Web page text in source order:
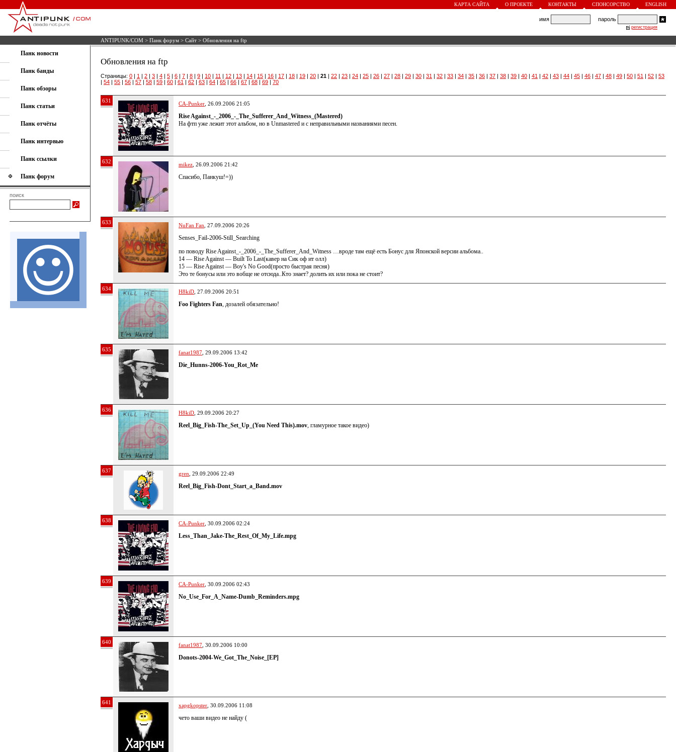
КАРТА САЙТА О ПРОЕКТЕ КОНТАКТЫ СПОНСОРСТВО ENGLISH
имя пароль
регистрация
ANTIPUNK/COM > Панк форум > Сайт > Обновления на ftp
Панк новости
Панк банды
Панк обзоры
Панк статьи
Панк отчёты
Панк интервью
Панк ссылки
Панк форум
поиск
Обновления на ftp
Страницы: 0 | 1 | 2 | 3 | 4 | 5 | 6 | 7 | 8 | 9 | 10 | 11 | 12 | 13 | 14 | 15 | 16 | 17 | 18 | 19 | 20 | 21 | 22 | 23 | 24 | 25 | 26 | 27 | 28 | 29 | 30 | 31 | 32 | 33 | 34 | 35 | 36 | 37 | 38 | 39 | 40 | 41 | 42 | 43 | 44 | 45 | 46 | 47 | 48 | 49 | 50 | 51 | 52 | 53
| 54 | 55 | 56 | 57 | 58 | 59 | 60 | 61 | 62 | 63 | 64 | 65 | 66 | 67 | 68 | 69 | 70
631 CA-Punker , 26.09.2006 21:05
Rise Against_-_2006_-_The_Sufferer_And_Witness_(Mastered)
На фтп уже лежит этот альбом, но в Unmastered и с неправильными названиями песен.
632 mikez , 26.09.2006 21:42
Спасибо, Панкуш!=))
633 NuFan Fan , 27.09.2006 20:26
Senses_Fail-2006-Still_Searching
по поводу Rise Against_-_2006_-_The_Sufferer_And_Witness …вроде там ещё есть Бонус для Японской версии альбома..
14 — Rise Against — Built To Last(кавер на Сик оф ит олл)
15 — Rise Against — Boy's No Good(просто быстрая песня)
Это те бонусы или это вобще не отсюда..Кто знает? долить их или пока не стоит?
634 H8kiD , 27.09.2006 20:51
Foo Fighters Fan, дозалей обязательно!
635 fanat1987 , 29.09.2006 13:42
Die_Hunns-2006-You_Rot_Me
636 H8kiD , 29.09.2006 20:27
Reel_Big_Fish-The_Set_Up_(You Need This).mov, гламурное такое видео)
637 gren , 29.09.2006 22:49
Reel_Big_Fish-Dont_Start_a_Band.mov
638 CA-Punker , 30.09.2006 02:24
Less_Than_Jake-The_Rest_Of_My_Life.mpg
639 CA-Punker , 30.09.2006 02:43
No_Use_For_A_Name-Dumb_Reminders.mpg
640 fanat1987 , 30.09.2006 10:00
Donots-2004-We_Got_The_Noise_[EP]
641 xapgkopster , 30.09.2006 11:08
чето ваши видео не найду (